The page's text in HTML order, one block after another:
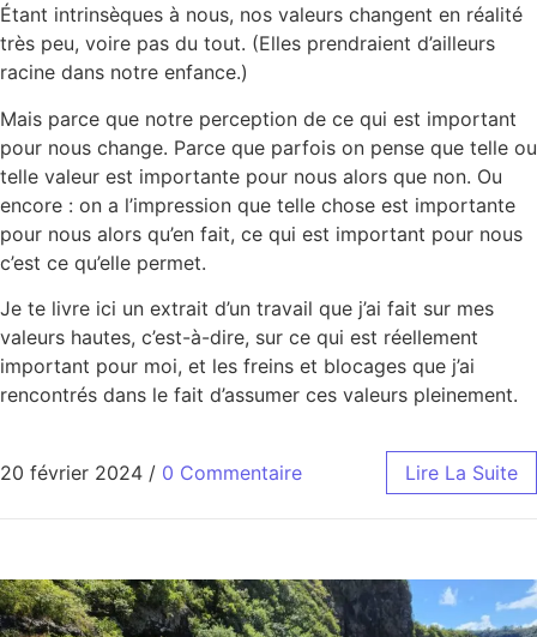
Étant intrinsèques à nous, nos valeurs changent en réalité
très peu, voire pas du tout. (Elles prendraient d’ailleurs
racine dans notre enfance.)
Mais parce que notre perception de ce qui est important
pour nous change. Parce que parfois on pense que telle ou
telle valeur est importante pour nous alors que non. Ou
encore : on a l’impression que telle chose est importante
pour nous alors qu’en fait, ce qui est important pour nous
c’est ce qu’elle permet.
Je te livre ici un extrait d’un travail que j’ai fait sur mes
valeurs hautes, c’est-à-dire, sur ce qui est réellement
important pour moi, et les freins et blocages que j’ai
rencontrés dans le fait d’assumer ces valeurs pleinement.
20 février 2024 / 0 Commentaire Lire La Suite